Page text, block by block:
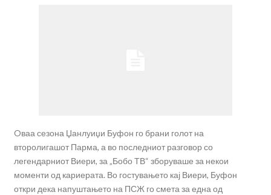
Oваа сезона Џанлуиџи Буфон го брани голот на
второлигашот Парма, а во последниот разговор со
легендарниот Виери, за „Бобо ТВ“ зборуваше за некои
моменти од кариерата. Во гостувањето кај Виери, Буфон
откри дека напуштањето на ПСЖ го смета за една од